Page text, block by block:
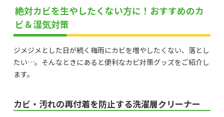
絶対カビを生やしたくない方に！おすすめのカ
ビ＆湿気対策
ジメジメとした日が続く梅雨にカビを増やしたくない、落とし
たい…。そんなときにあると便利なカビ対策グッズをご紹介し
ます。
カビ・汚れの再付着を防止する洗濯層クリーナー